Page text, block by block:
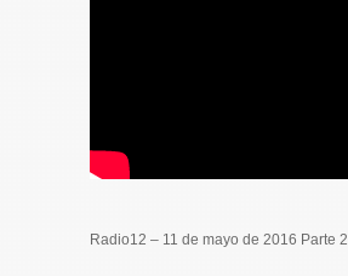
Radio12 – 11 de mayo de 2016 Parte 2